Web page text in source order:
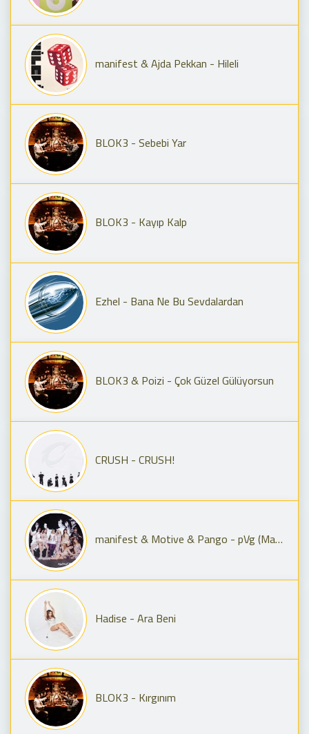
manifest & Ajda Pekkan - Hileli
BLOK3 - Sebebi Yar
BLOK3 - Kayıp Kalp
Ezhel - Bana Ne Bu Sevdalardan
BLOK3 & Poizi - Çok Güzel Gülüyorsun
CRUSH - CRUSH!
manifest & Motive & Pango - pVg (Manifest Live Remix)
Hadise - Ara Beni
BLOK3 - Kırgınım